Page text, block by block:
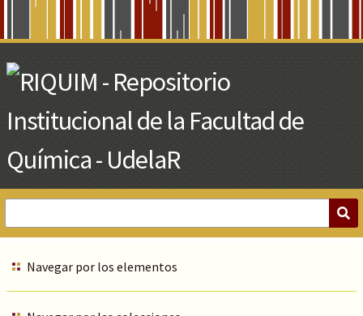
Main
Content
Navegar por los elementos